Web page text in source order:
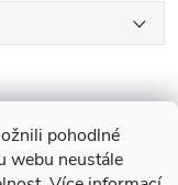
pohodlné
webu neustále